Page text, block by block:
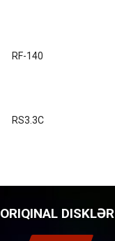
RF-140
RS3.3C
ORIQINAL DISKLƏR